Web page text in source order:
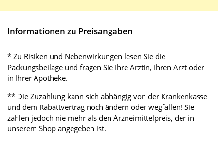
Informationen zu Preisangaben
* Zu Risiken und Nebenwirkungen lesen Sie die
Packungsbeilage und fragen Sie Ihre Ärztin, Ihren Arzt oder
in Ihrer Apotheke.
** Die Zuzahlung kann sich abhängig von der Krankenkasse
und dem Rabattvertrag noch ändern oder wegfallen! Sie
zahlen jedoch nie mehr als den Arzneimittelpreis, der in
unserem Shop angegeben ist.